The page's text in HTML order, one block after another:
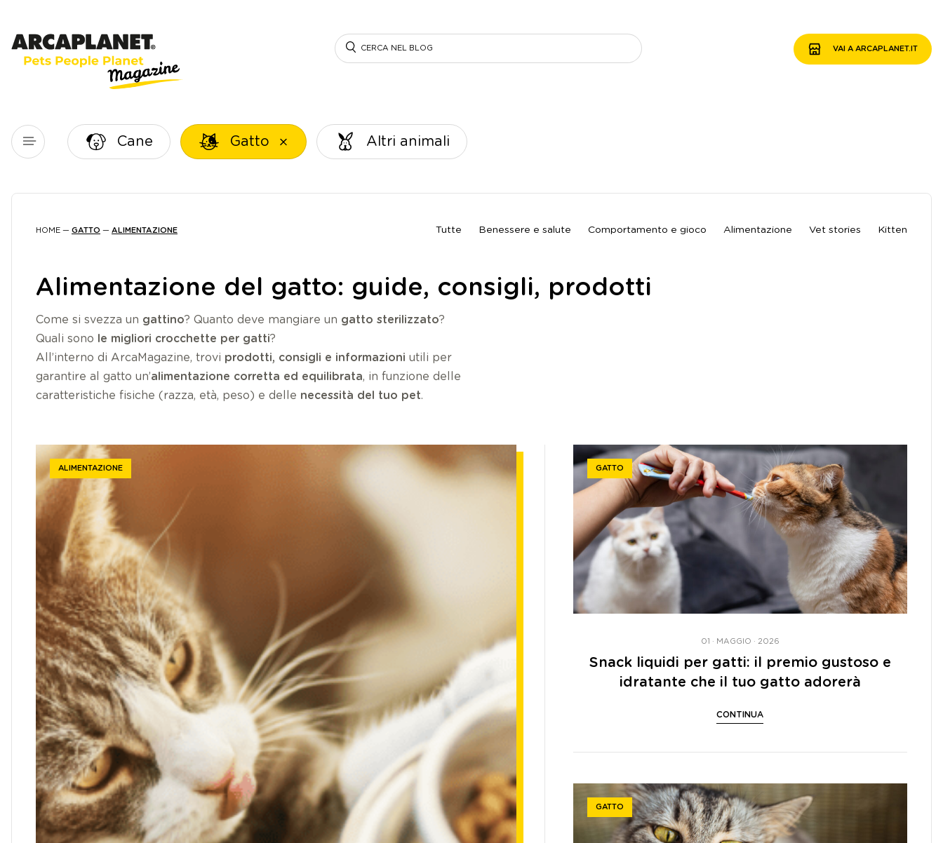
Search
VAI A ARCAPLANET.IT
Cane Gatto Altri animali
HOME — GATTO — ALIMENTAZIONE Tutte Benessere e salute Comportamento e gioco Alimentazione Vet stories Kitten
Alimentazione del gatto: guide, consigli, prodotti
Come si svezza un gattino? Quanto deve mangiare un gatto sterilizzato?
Quali sono
le migliori crocchette per gatti?
All’interno di ArcaMagazine, trovi prodotti, consigli e informazioni utili per
garantire al gatto un’alimentazione corretta ed equilibrata, in funzione delle
caratteristiche fisiche (razza, età, peso) e delle necessità del tuo pet.
ALIMENTAZIONE GATTO
01 · MAGGIO · 2026
Snack liquidi per gatti: il premio gustoso e
idratante che il tuo gatto adorerà
CONTINUA
GATTO